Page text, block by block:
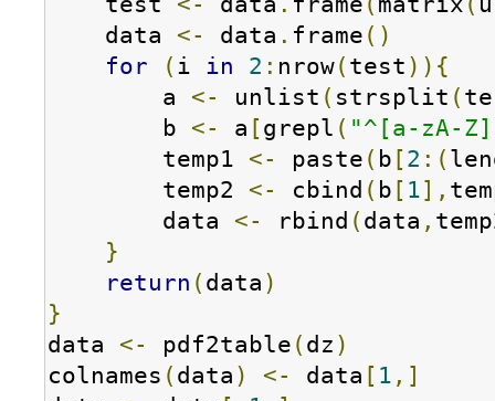
    data
<- data . frame ()
for
( i in 2 : nrow( test )){
        a
<- unlist ( strsplit (
        b
<- a [grepl ( "^[a-zA-
        temp1
<- paste ( b [2 :(
        temp2
<- cbind ( b [ 1],
        data
<- rbind ( data ,
}
return ( data )
}
data <- pdf2table ( dz )
colnames ( data ) <- data [ 1 ,]